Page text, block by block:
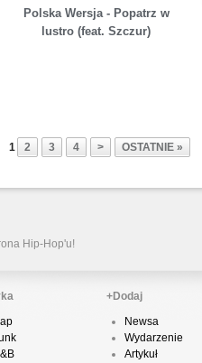
Polska Wersja - Popatrz w
lustro (feat. Szczur)
1 2 3 4 > OSTATNIE »
Hip-Hop'u!
+Dodaj
Newsa
Wydarzenie
Artykuł